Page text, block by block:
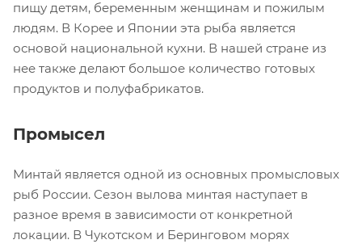
пищу детям, беременным женщинам и пожилым
людям. В Корее и Японии эта рыба является
основой национальной кухни. В нашей стране из
нее также делают большое количество готовых
продуктов и полуфабрикатов.
Промысел
Минтай является одной из основных промысловых
рыб России. Сезон вылова минтая наступает в
разное время в зависимости от конкретной
локации. В Чукотском и Беринговом морях